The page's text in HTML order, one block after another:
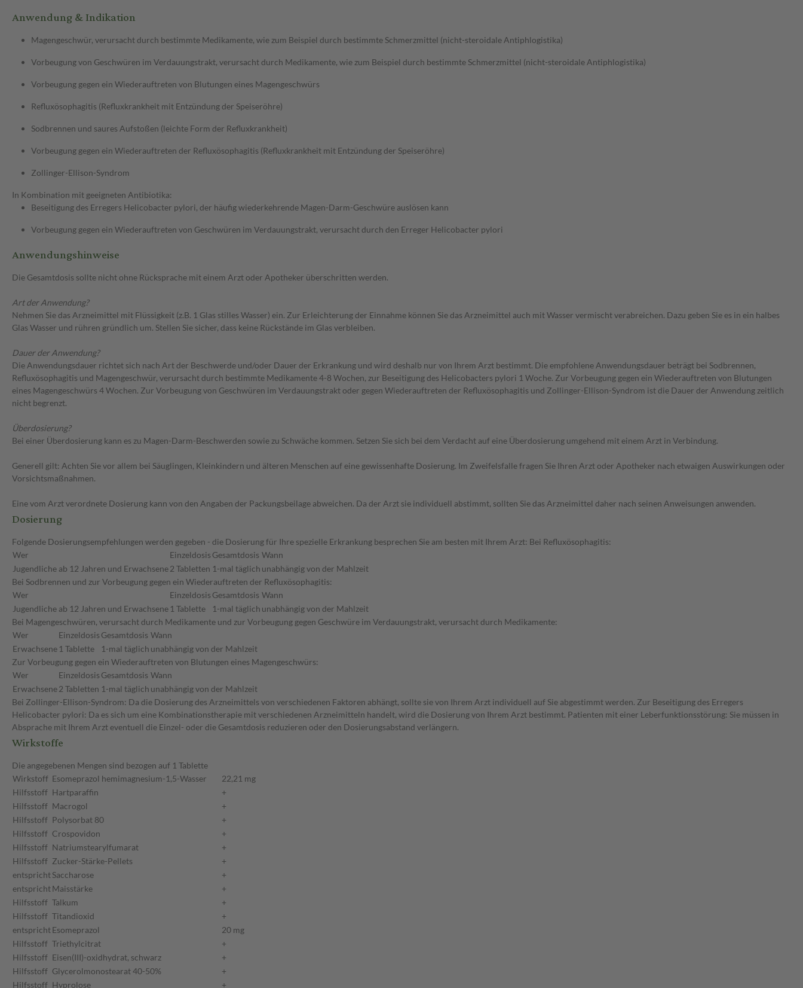
Anwendung & Indikation
Magengeschwür, verursacht durch bestimmte Medikamente, wie zum Beispiel durch bestimmte Schmerzmittel (nicht-steroidale Antiphlogistika)
Vorbeugung von Geschwüren im Verdauungstrakt, verursacht durch Medikamente, wie zum Beispiel durch bestimmte Schmerzmittel (nicht-steroidale Antiphlogistika)
Vorbeugung gegen ein Wiederauftreten von Blutungen eines Magengeschwürs
Refluxösophagitis (Refluxkrankheit mit Entzündung der Speiseröhre)
Sodbrennen und saures Aufstoßen (leichte Form der Refluxkrankheit)
Vorbeugung gegen ein Wiederauftreten der Refluxösophagitis (Refluxkrankheit mit Entzündung der Speiseröhre)
Zollinger-Ellison-Syndrom
In Kombination mit geeigneten Antibiotika:
Beseitigung des Erregers Helicobacter pylori, der häufig wiederkehrende Magen-Darm-Geschwüre auslösen kann
Vorbeugung gegen ein Wiederauftreten von Geschwüren im Verdauungstrakt, verursacht durch den Erreger Helicobacter pylori
Anwendungshinweise
Die Gesamtdosis sollte nicht ohne Rücksprache mit einem Arzt oder Apotheker überschritten werden.
Art der Anwendung?
Nehmen Sie das Arzneimittel mit Flüssigkeit (z.B. 1 Glas stilles Wasser) ein. Zur Erleichterung der Einnahme können Sie das Arzneimittel auch mit Wasser vermischt verabreichen. Dazu geben Sie es in ein halbes
Glas Wasser und rühren gründlich um. Stellen Sie sicher, dass keine Rückstände im Glas verbleiben.
Dauer der Anwendung?
Die Anwendungsdauer richtet sich nach Art der Beschwerde und/oder Dauer der Erkrankung und wird deshalb nur von Ihrem Arzt bestimmt. Die empfohlene Anwendungsdauer beträgt bei Sodbrennen,
Refluxösophagitis und Magengeschwür, verursacht durch bestimmte Medikamente 4-8 Wochen, zur Beseitigung des Helicobacters pylori 1 Woche. Zur Vorbeugung gegen ein Wiederauftreten von Blutungen
eines Magengeschwürs 4 Wochen. Zur Vorbeugung von Geschwüren im Verdauungstrakt oder gegen Wiederauftreten der Refluxösophagitis und Zollinger-Ellison-Syndrom ist die Dauer der Anwendung zeitlich
nicht begrenzt.
Überdosierung?
Bei einer Überdosierung kann es zu Magen-Darm-Beschwerden sowie zu Schwäche kommen. Setzen Sie sich bei dem Verdacht auf eine Überdosierung umgehend mit einem Arzt in Verbindung.
Generell gilt: Achten Sie vor allem bei Säuglingen, Kleinkindern und älteren Menschen auf eine gewissenhafte Dosierung. Im Zweifelsfalle fragen Sie Ihren Arzt oder Apotheker nach etwaigen Auswirkungen oder
Vorsichtsmaßnahmen.
Eine vom Arzt verordnete Dosierung kann von den Angaben der Packungsbeilage abweichen. Da der Arzt sie individuell abstimmt, sollten Sie das Arzneimittel daher nach seinen Anweisungen anwenden.
Dosierung
Folgende Dosierungsempfehlungen werden gegeben - die Dosierung für Ihre spezielle Erkrankung besprechen Sie am besten mit Ihrem Arzt: Bei Refluxösophagitis:
Wer
Einzeldosis Gesamtdosis Wann
Jugendliche ab 12 Jahren und Erwachsene2 Tabletten 1-mal täglich unabhängig von der Mahlzeit
Bei Sodbrennen und zur Vorbeugung gegen ein Wiederauftreten der Refluxösophagitis:
Wer
Einzeldosis Gesamtdosis Wann
Jugendliche ab 12 Jahren und Erwachsene 1 Tablette 1-mal täglich unabhängig von der Mahlzeit
Bei Magengeschwüren, verursacht durch Medikamente und zur Vorbeugung gegen Geschwüre im Verdauungstrakt, verursacht durch Medikamente:
Wer
Einzeldosis Gesamtdosis Wann
Erwachsene 1 Tablette 1-mal täglich unabhängig von der Mahlzeit
Zur Vorbeugung gegen ein Wiederauftreten von Blutungen eines Magengeschwürs:
Wer
Einzeldosis Gesamtdosis Wann
Erwachsene2 Tabletten 1-mal täglich unabhängig von der Mahlzeit
Bei Zollinger-Ellison-Syndrom: Da die Dosierung des Arzneimittels von verschiedenen Faktoren abhängt, sollte sie von Ihrem Arzt individuell auf Sie abgestimmt werden. Zur Beseitigung des Erregers
Helicobacter pylori: Da es sich um eine Kombinationstherapie mit verschiedenen Arzneimitteln handelt, wird die Dosierung von Ihrem Arzt bestimmt. Patienten mit einer Leberfunktionsstörung: Sie müssen in
Absprache mit Ihrem Arzt eventuell die Einzel- oder die Gesamtdosis reduzieren oder den Dosierungsabstand verlängern.
Wirkstoffe
Die angegebenen Mengen sind bezogen auf 1 Tablette
Wirkstoff Esomeprazol hemimagnesium-1,5-Wasser
22,21 mg
Hilfsstoff Hartparaffin
+
Hilfsstoff Macrogol
+
Hilfsstoff Polysorbat 80
+
Hilfsstoff Crospovidon
+
Hilfsstoff Natriumstearylfumarat
+
Hilfsstoff Zucker-Stärke-Pellets
+
entsprichtSaccharose
+
entsprichtMaisstärke
+
Hilfsstoff Talkum
+
Hilfsstoff Titandioxid
+
entsprichtEsomeprazol
20 mg
Hilfsstoff Triethylcitrat
+
Hilfsstoff Eisen(III)-oxidhydrat, schwarz
+
Hilfsstoff Glycerolmonostearat 40-50%
+
Hilfsstoff Hyprolose
+